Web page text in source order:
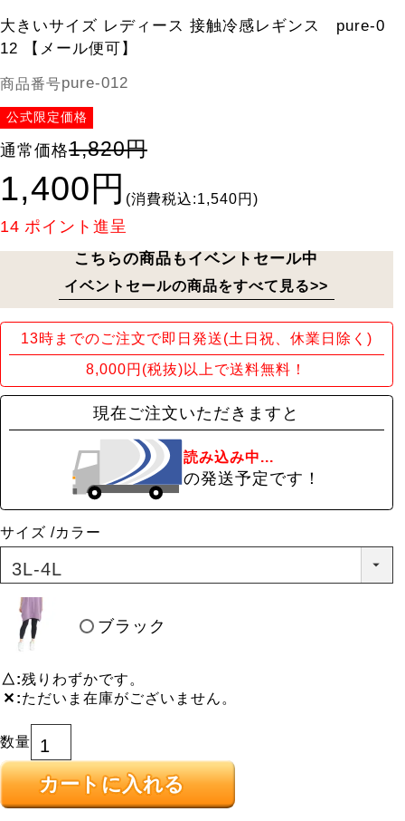
大きいサイズ レディース 接触冷感レギンス pure-0
12 【メール便可】
商品番号pure-012
公式限定価格
通常価格1,820円
1,400円 (消費税込:1,540円)
14 ポイント進呈
こちらの商品もイベントセール中
イベントセールの商品をすべて見る>>
13時までのご注文で即日発送(土日祝、休業日除く)
8,000円(税抜)以上で送料無料！
現在ご注文いただきますと
読み込み中...
の発送予定です！
サイズ カラー
ブラック
△ 残りわずかです。
✕ ただいま在庫がございません。
カートに入れる